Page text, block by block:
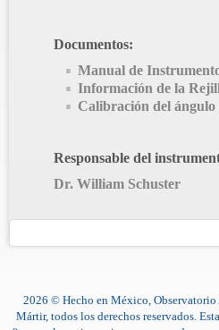
Documentos:
Manual de
Información de la
Calibración del
Responsable del
Dr. William Schuster
2026 © Hecho en México, Observatorio
Mártir, todos los derechos reservados.